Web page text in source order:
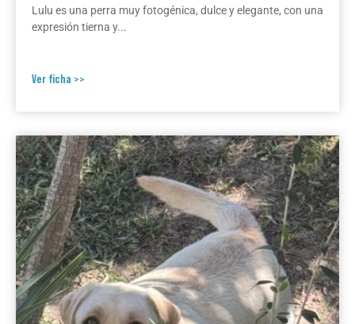
Lulu es una perra muy fotogénica, dulce y elegante, con una
expresión tierna y...
Ver ficha >>